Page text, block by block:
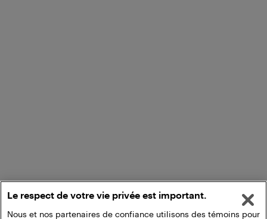
Le respect de votre vie privée est important.
Nous et nos partenaires de confiance utilisons des témoins pour